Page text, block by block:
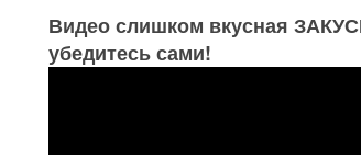
Видео слишком вкусная
убедитесь сами!